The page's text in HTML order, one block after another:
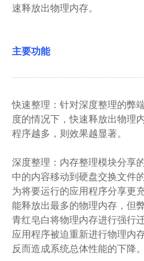
速释放出物理内存。
主要功能
快速整理：针对深度整理的弊
度的情况下，快速释放出物理
程序越多，则效果越显著。
深度整理：内存整理模块分享
中的内容移动到硬盘交换文件
为将要运行的应用程序分享更
能释放出最多的物理内存，但
青红皂白将物理内存进行强行
应用程序被迫重新进行物理内
反而造成系统总体性能的下降。